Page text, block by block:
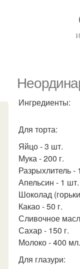
Ингредиенты:
Для торта:
Яйцо - 3 шт.
Мука - 200 г.
Разрыхлитель -
Апельсин - 1 шт.
Шоколад
Какао - 50 г.
Сливочное
Сахар - 150 г.
Молоко - 400 мл.
Для глазури: